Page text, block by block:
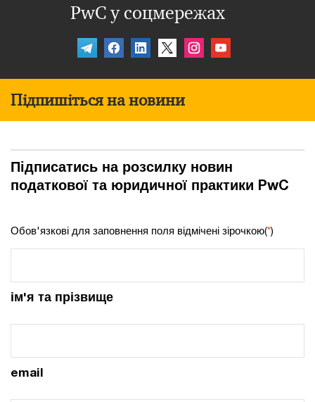
PwC у соцмережах
Підпишіться на новини
Підписатись на розсилку новин
податкової та юридичної практики PwC
Обов'язкові для заповнення поля відмічені зірочкою(*)
ім'я та прізвище
email